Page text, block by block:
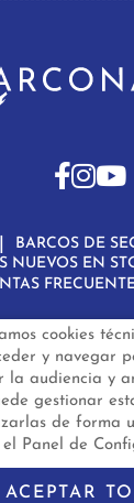
cookies
y navegar
la audiencia y
gestionar
de forma
el Panel de
ACEPTAR
BARCOS DE
NUEVOS EN
Política de
Cookies
- Diseño y